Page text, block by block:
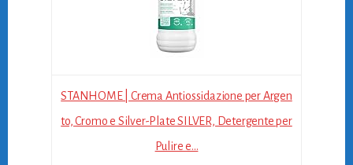
STANHOME | Crema Antiossidazione per Argen
to, Cromo e Silver-Plate SILVER, Detergente per
Pulire e...